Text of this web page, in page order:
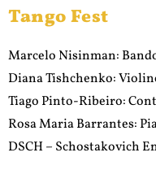
Tango Fest
Marcelo Nisinman:
Diana Tishchenko:
Tiago Pinto-Ribeiro:
Rosa Maria Barrantes:
DSCH – Schostakovich